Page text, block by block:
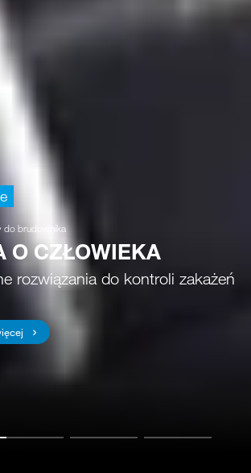
do brudownika
O CZŁOWIEKA
rozwiązania do kontroli zakażeń